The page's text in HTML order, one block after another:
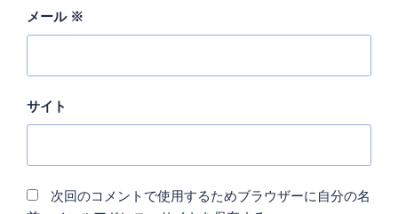
メール ※
サイト
次回のコメントで使用するためブラウザーに自分の名